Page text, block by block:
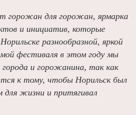
горожан для горожан, ярмарка
и инициатив, которые
разнообразной, яркой
фестиваля в этом году мы
города и горожанина, так как
к тому, чтобы Норильск был
для жизни и притягивал